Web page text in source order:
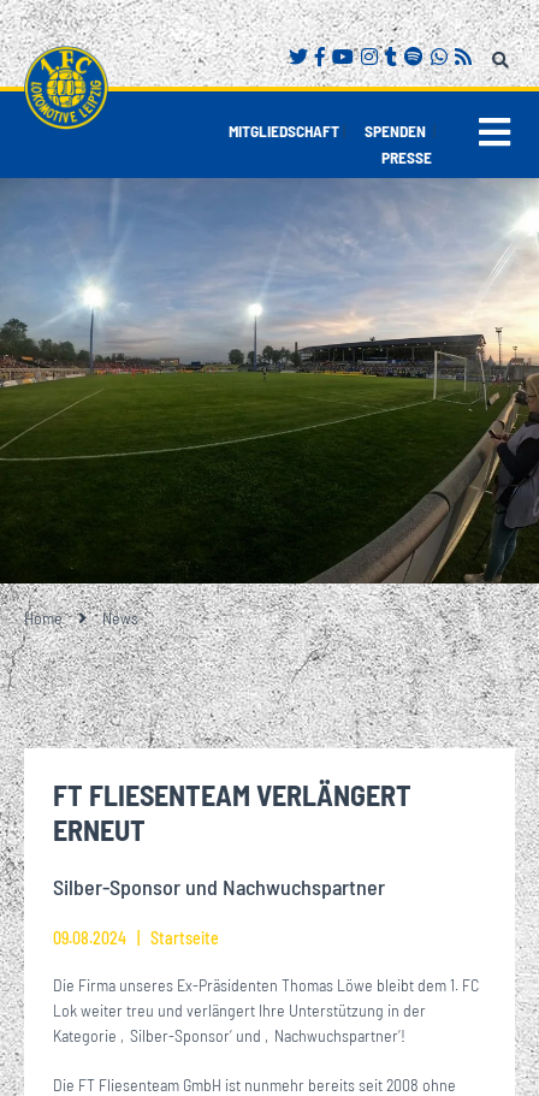
MITGLIEDSCHAFT| SPENDEN |
PRESSE
Home News
FT FLIESENTEAM VERLÄNGERT
ERNEUT
Silber-Sponsor und Nachwuchspartner
09.08.2024 Startseite
Die Firma unseres Ex-Präsidenten Thomas Löwe bleibt dem 1. FC
Lok weiter treu und verlängert Ihre Unterstützung in der
Kategorie ‚Silber-Sponsor‘ und ‚Nachwuchspartner‘!
Die FT Fliesenteam GmbH ist nunmehr bereits seit 2008 ohne